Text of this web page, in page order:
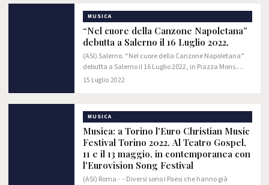
MUSICA
“Nel cuore della Canzone Napoletana”
debutta a Salerno il 16 Luglio 2022,
(ASI) Salerno. “Nel cuore della Canzone Napoletana”
debutta a Salerno il 16 Luglio 2022, in Piazza Mons.
Bolognini (antistante il Santuario) alle ore 21.00
15 Luglio 2022
MUSICA
Musica: a Torino l'Euro Christian Music
Festival Torino 2022. Al Teatro Gospel,
11 e il 13 maggio, in contemporanea con
l'Eurovision Song Festival
(ASI) Roma - - Diversi sono i Paesi che hanno già